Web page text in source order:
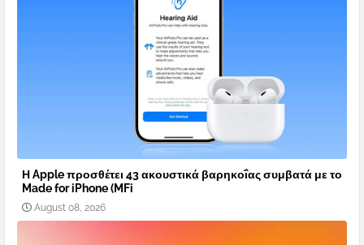
Η Apple προσθέτει 43 ακουστικά βαρηκοΐας συμβατά με το
Made for iPhone (MFi
August 08, 2026